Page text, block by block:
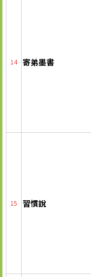
14 寄弟墨書
15 習慣說